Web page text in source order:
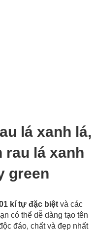
lá xanh lá,
rau lá xanh
green
kí tự đặc biệt và các
có thể dễ dàng tạo tên
đáo, chất và đẹp nhất